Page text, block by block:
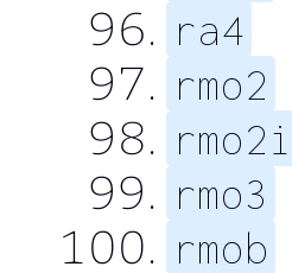
ra4
rmo2
rmo2i
rmo3
rmob